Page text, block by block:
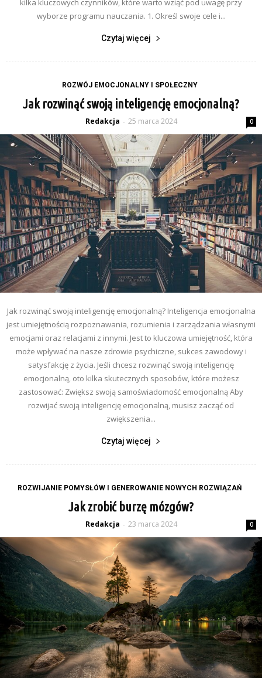
kilka kluczowych czynników, które warto wziąć pod uwagę przy
wyborze programu nauczania. 1. Określ swoje cele i...
Czytaj więcej
ROZWÓJ EMOCJONALNY I SPOŁECZNY
Jak rozwinąć swoją inteligencję emocjonalną?
Redakcja - 25 marca 2024 0
Jak rozwinąć swoją inteligencję emocjonalną? Inteligencja emocjonalna
jest umiejętnością rozpoznawania, rozumienia i zarządzania własnymi
emocjami oraz relacjami z innymi. Jest to kluczowa umiejętność, która
może wpływać na nasze zdrowie psychiczne, sukces zawodowy i
satysfakcję z życia. Jeśli chcesz rozwinąć swoją inteligencję
emocjonalną, oto kilka skutecznych sposobów, które możesz
zastosować: Zwiększ swoją samoświadomość emocjonalną Aby
rozwijać swoją inteligencję emocjonalną, musisz zacząć od
zwiększenia...
Czytaj więcej
ROZWIJANIE POMYSŁÓW I GENEROWANIE NOWYCH ROZWIĄZAŃ
Jak zrobić burzę mózgów?
Redakcja - 23 marca 2024 0